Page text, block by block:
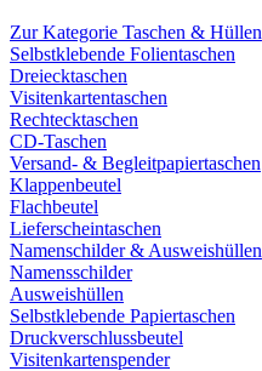
Zur Kategorie Taschen & Hüllen
Selbstklebende Folientaschen
Dreiecktaschen
Visitenkartentaschen
Rechtecktaschen
CD-Taschen
Versand- & Begleitpapiertaschen
Klappenbeutel
Flachbeutel
Lieferscheintaschen
Namenschilder & Ausweishüllen
Namensschilder
Ausweishüllen
Selbstklebende Papiertaschen
Druckverschlussbeutel
Visitenkartenspender